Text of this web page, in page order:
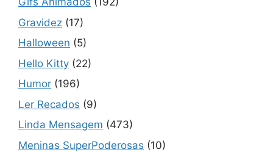
Gravidez (17)
Halloween (5)
Hello Kitty (22)
Humor (196)
Ler Recados (9)
Linda Mensagem (473)
Meninas SuperPoderosas (10)